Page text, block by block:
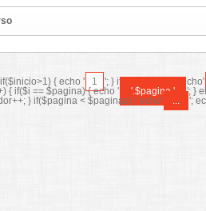
{ echo ' 1
'; } if($inicio>=3) { echo'
{ if($i == $pagina) { echo '
'.$pagina.'
'; }
} if($pagina < $paginas) { echo'
... ';